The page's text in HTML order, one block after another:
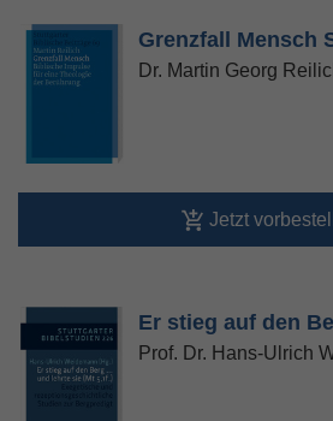
Grenzfall Mensch
Dr. Martin Georg
Jetzt
Er stieg auf den
Prof. Dr. Hans-Ulrich